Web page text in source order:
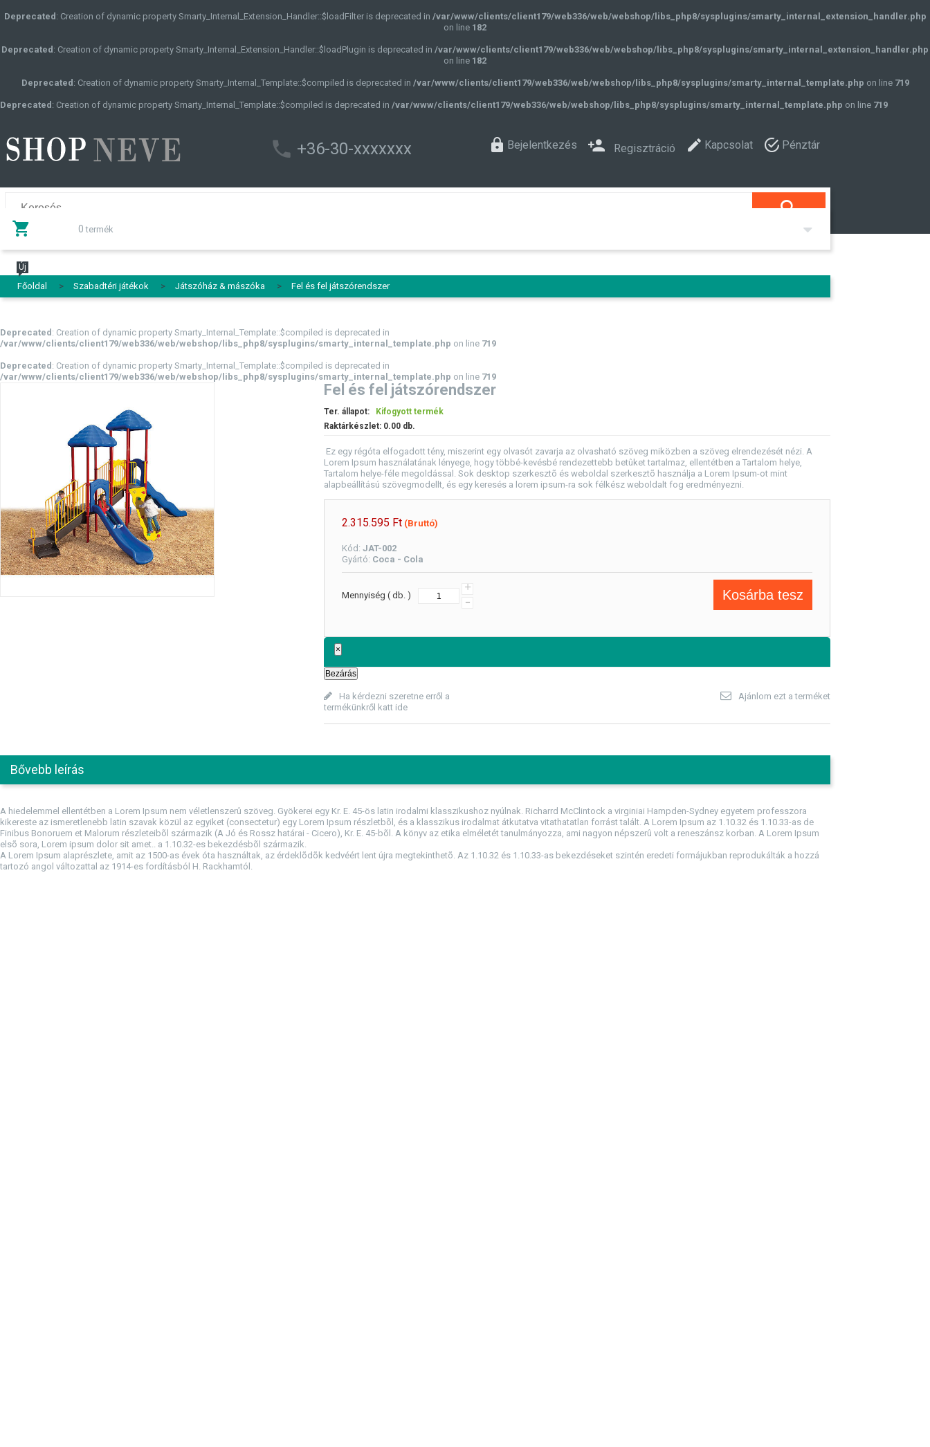
Deprecated : Creation of dynamic property Smarty_Internal_Extension_Handler::$loadFilter is deprecated in /var/www/clients/client179/web336/web/webshop/libs_php8/sysplugins/smarty_internal_extension_handler.php
on line 182
Deprecated : Creation of dynamic property Smarty_Internal_Extension_Handler::$loadPlugin is deprecated in /var/www/clients/client179/web336/web/webshop/libs_php8/sysplugins/smarty_internal_extension_handler.php
on line 182
Deprecated : Creation of dynamic property Smarty_Internal_Template::$compiled is deprecated in /var/www/clients/client179/web336/web/webshop/libs_php8/sysplugins/smarty_internal_template.php on line 719
Deprecated : Creation of dynamic property Smarty_Internal_Template::$compiled is deprecated in /var/www/clients/client179/web336/web/webshop/libs_php8/sysplugins/smarty_internal_template.php on line 719
+36-30-xxxxxxx Bejelentkezés Regisztráció Kapcsolat Pénztár

0 termék
Főoldal > Szabadtéri játékok > Játszóház & mászóka > Fel és fel játszórendszer
Deprecated : Creation of dynamic property Smarty_Internal_Template::$compiled is deprecated in
/var/www/clients/client179/web336/web/webshop/libs_php8/sysplugins/smarty_internal_template.php on line 719
Deprecated : Creation of dynamic property Smarty_Internal_Template::$compiled is deprecated in
/var/www/clients/client179/web336/web/webshop/libs_php8/sysplugins/smarty_internal_template.php on line 719
Fel és fel játszórendszer
Ter. állapot:
Kifogyott termék
Raktárkészlet: 0.00 db.
Ez egy régóta elfogadott tény, miszerint egy olvasót zavarja az olvasható szöveg miközben a szöveg elrendezését nézi. A
Lorem Ipsum használatának lényege, hogy többé-kevésbé rendezettebb betûket tartalmaz, ellentétben a Tartalom helye,
Tartalom helye-féle megoldással. Sok desktop szerkesztõ és weboldal szerkesztõ használja a Lorem Ipsum-ot mint
alapbeállítású szövegmodellt, és egy keresés a lorem ipsum-ra sok félkész weboldalt fog eredményezni.
2.315.595 Ft (Bruttó)
Kód: JAT-002
Gyártó: Coca - Cola
Mennyiség ( db. )
+
- Kosárba tesz
×
Bezárás
Ha kérdezni szeretne erről a
termékünkről katt ide
Ajánlom ezt a terméket
Bővebb leírás
A hiedelemmel ellentétben a Lorem Ipsum nem véletlenszerû szöveg. Gyökerei egy Kr. E. 45-ös latin irodalmi klasszikushoz nyúlnak. Richarrd McClintock a virginiai Hampden-Sydney egyetem professzora
kikereste az ismeretlenebb latin szavak közül az egyiket (consectetur) egy Lorem Ipsum részletbõl, és a klasszikus irodalmat átkutatva vitathatatlan forrást talált. A Lorem Ipsum az 1.10.32 és 1.10.33-as de
Finibus Bonoruem et Malorum részleteibõl származik (A Jó és Rossz határai - Cicero), Kr. E. 45-bõl. A könyv az etika elméletét tanulmányozza, ami nagyon népszerû volt a reneszánsz korban. A Lorem Ipsum
elsõ sora, Lorem ipsum dolor sit amet.. a 1.10.32-es bekezdésbõl származik.
A Lorem Ipsum alaprészlete, amit az 1500-as évek óta használtak, az érdeklõdõk kedvéért lent újra megtekinthetõ. Az 1.10.32 és 1.10.33-as bekezdéseket szintén eredeti formájukban reprodukálták a hozzá
tartozó angol változattal az 1914-es fordításból H. Rackhamtól.
Új